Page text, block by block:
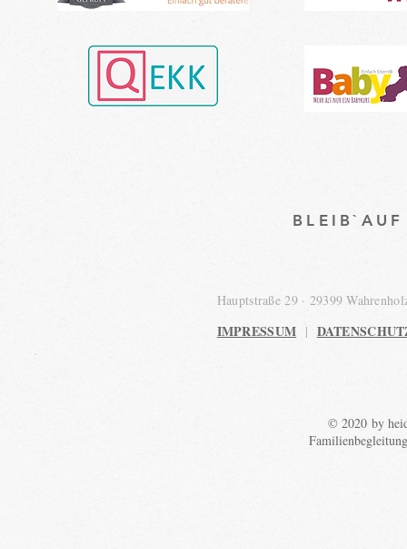
Hauptstraße 29 · 29399
IMPRESSUM |
© 2020 by